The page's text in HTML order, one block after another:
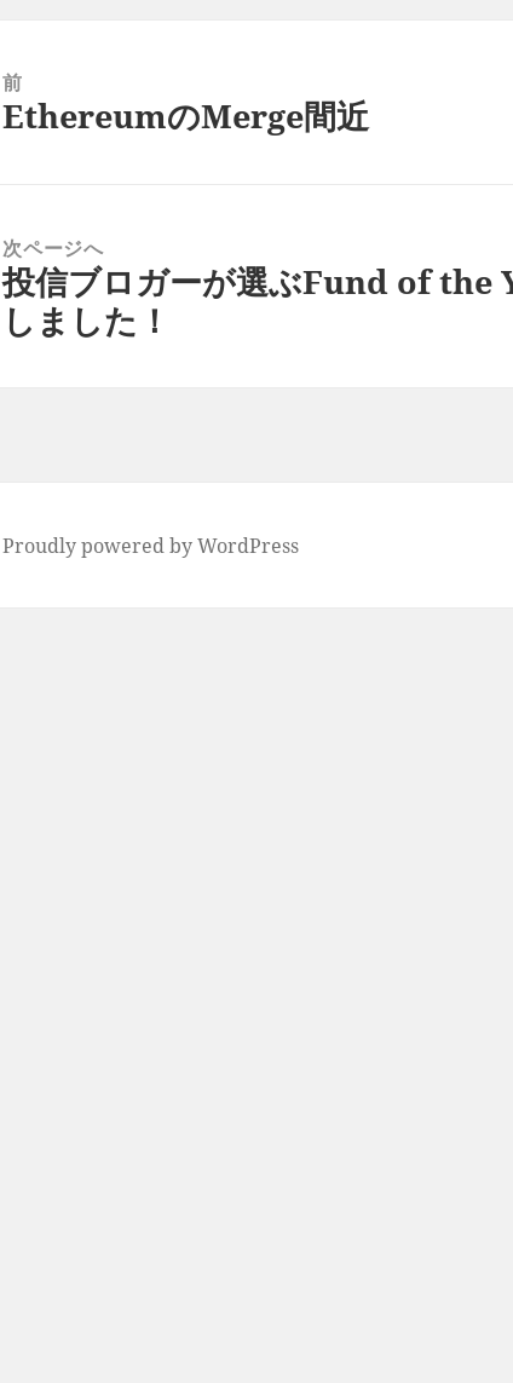
前
前
EthereumのMerge間近
次ページへ
次
の
投信ブロガーが選ぶFund of the
しました！
Proudly powered by WordPress